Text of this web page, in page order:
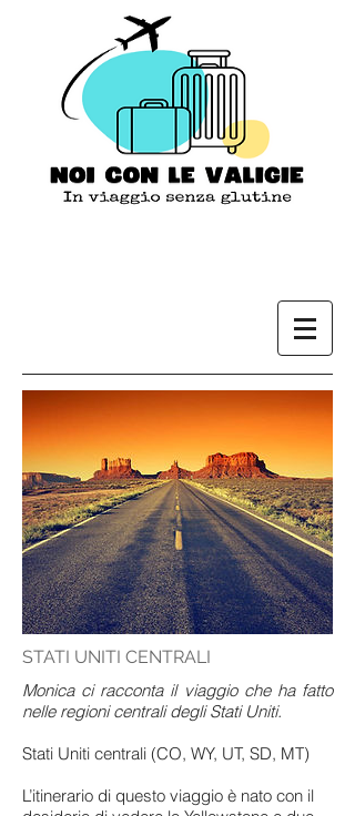
STATI UNITI CENTRALI
Monica ci racconta il viaggio che ha fatto
nelle regioni centrali degli Stati Uniti.
Stati Uniti centrali (CO, WY, UT, SD, MT)
L’itinerario di questo viaggio è nato con il